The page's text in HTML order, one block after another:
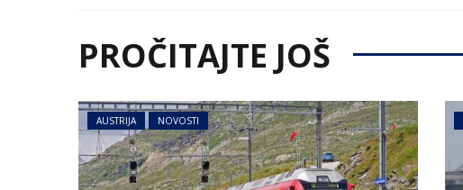
PROČITAJTE JOŠ
AUSTRIJA NOVOSTI